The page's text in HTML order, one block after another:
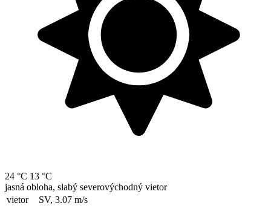
24 °C 13 °C
jasná obloha, slabý severovýchodný vietor
vietor
SV, 3.07 m/s